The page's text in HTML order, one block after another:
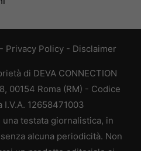
- Privacy Policy - Disclaimer
di DEVA CONNECTION
00154 Roma (RM) - Codice
I.V.A. 12658471003
testata giornalistica, in
alcuna periodicità. Non